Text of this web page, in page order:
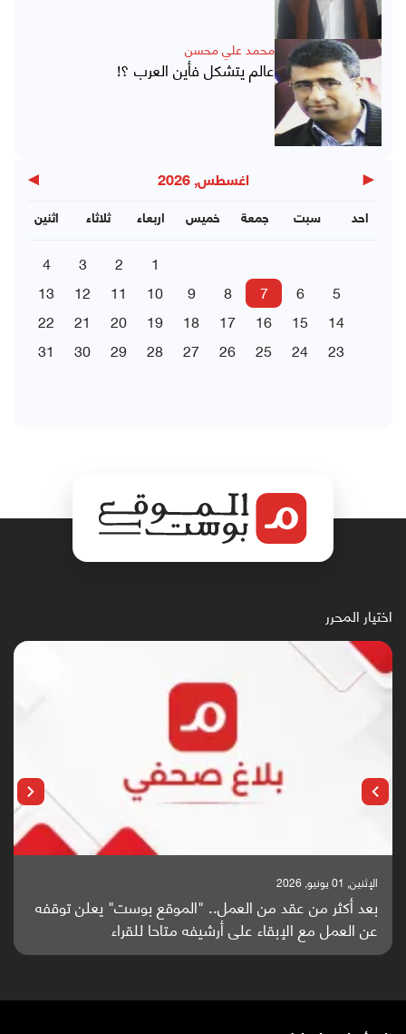
محمد علي محسن
عالم يتشكل فأين العرب ؟!
◀ اغسطس, 2026 ▶
اثنين ثلاثاء اربعاء خميس جمعة سبت احد
1
2
3
4
5
6
7
8
9
10
11
12
13
14
15
16
17
18
19
20
21
22
23
24
25
26
27
28
29
30
31
اختيار المحرر
الإثنين, 25 مايو, 2026
باحثون من اليمن يدخلون سباق أبحاث ألزهايمر بدراسة
واعدة منشورة عالميا (ترجمة)